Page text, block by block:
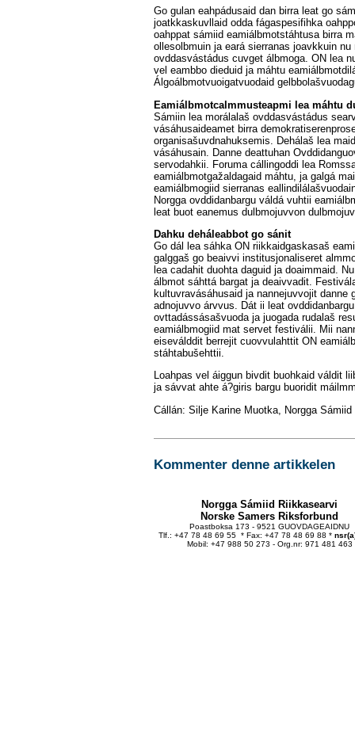
Go gulan eahpádusaid dan birra leat go
joatkkaskuvllaid odda fágaspesifihka
oahppat sámiid eamiálbmotstáhtusa birra
ollesolbmuin ja eará sierranas joavkkuin
ovddasvástádus cuvget álbmoga. ON lea
vel eambbo dieduid ja máhtu
Álgoálbmotvuoigatvuodaid
Eamiálbmotcalmmusteapmi lea máhtu
Sámiin lea morálalaš ovddasvástádus
vásáhusaideamet birra
organisašuvdnahuksemis. Dehálaš lea
vásáhusain. Danne deattuhan
servodahkii. Foruma cállingoddi lea
eamiálbmotgažaldagaid máhtu, ja galgá
eamiálbmogiid sierranas
Norgga ovddidanbargu váldá vuhtii
leat buot eanemus dulbmojuvvon
Dahku deháleabbot go sánit
Go dál lea sáhka ON riikkaidgaskasaš
galggaš go beaivvi institusjonaliseret
lea cadahit duohta daguid ja doaimmaid.
álbmot sáhttá bargat ja deaivvadit.
kultuvravásáhusaid ja nannejuvvojit
adnojuvvo árvvus. Dát ii leat
ovttadássásašvuoda ja juogada rudalaš
eamiálbmogiid mat servet festiválii. Mii
eiseválddit berrejit cuovvulahttit ON
stáhtabušehttii.
Loahpas vel áiggun bivdit buohkaid váldit
ja sávvat ahte á?giris bargu buoridit
Cállán: Silje Karine Muotka, Norgga
Kommenter denne artikkelen
Norgga Sámiid Riikkasearvi
Norske Samers Riksforbund
Poastboksa 173 - 9521 GUOVDAGEAIDNU
Tlf.: +47 78 48 69 55 * Fax: +47 78 48 69 88 *
Mobil: +47 988 50 273 - Org.nr: 971 481 463